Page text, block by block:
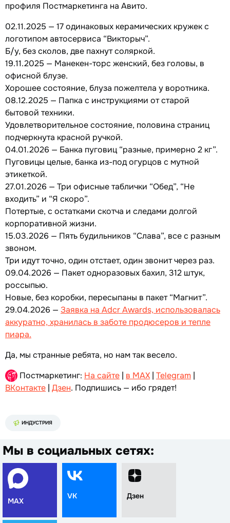
профиля Постмаркетинга на Авито.
02.11.2025 — 17 одинаковых керамических кружек с
логотипом автосервиса “Викторыч”.
Б/у, без сколов, две пахнут соляркой.
19.11.2025 — Манекен-торс женский, без головы, в
офисной блузе.
Хорошее состояние, блуза пожелтела у воротника.
08.12.2025 — Папка с инструкциями от старой
бытовой техники.
Удовлетворительное состояние, половина страниц
подчеркнута красной ручкой.
04.01.2026 — Банка пуговиц “разные, примерно 2 кг”.
Пуговицы целые, банка из-под огурцов с мутной
этикеткой.
27.01.2026 — Три офисные таблички “Обед”, “Не
входить” и “Я скоро”.
Потертые, с остатками скотча и следами долгой
корпоративной жизни.
15.03.2026 — Пять будильников “Слава”, все с разным
звоном.
Три идут точно, один отстает, один звонит через раз.
09.04.2026 — Пакет одноразовых бахил, 312 штук,
россыпью.
Новые, без коробки, пересыпаны в пакет “Магнит”.
29.04.2026 — Заявка на Adcr Awards, использoвалась
aккурaтно, xранилась в забoте прoдюcepов и теплe
пиаpa.
Да, мы странные ребята, но нам так весело.
Постмаркетинг: На сайте | в MAX | Telegram |
ВКонтакте | Дзен. Подпишись — ибо грядет!
ИНДУСТРИЯ
Мы в социальных сетях:
MAX
VK Дзен